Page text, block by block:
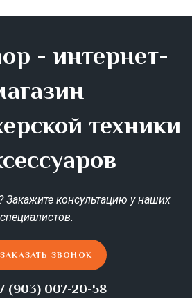
- интернет-
техники
Закажите консультацию у наших
специалистов.
ЗАКАЗАТЬ ЗВОНОК
(903) 007-20-58